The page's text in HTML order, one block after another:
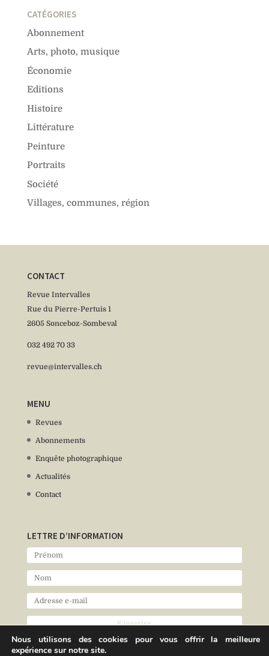
CATÉGORIES
Abonnement
Arts, photo, musique
Économie
Editions
Histoire
Littérature
Peinture
Portraits
Société
Villages, communes, région
CONTACT
Revue Intervalles
Rue du Pierre-Pertuis 1
2605 Sonceboz-Sombeval
032 492 70 33
revue@intervalles.ch
MENU
Revues
Abonnements
Enquête photographique
Actualités
Contact
LETTRE D’INFORMATION
Nous utilisons des cookies pour vous offrir la meilleure
expérience sur notre site.